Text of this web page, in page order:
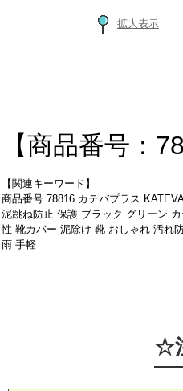
拡大表示
【商品番号：
【関連キーワード】
商品番号 78816 カテバプラス
泥跳ね防止 保護 ブラック グリーン
性 靴カバー 泥除け 靴 おしゃれ 汚れ
雨 手軽
☆